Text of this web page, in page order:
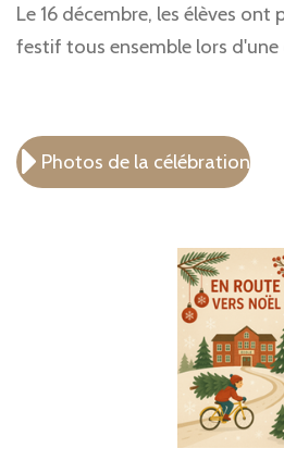
Le 16 décembre, les élèves
festif tous ensemble lors
Photos de la célébration